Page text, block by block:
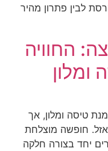
לבין פתרון מהיר
החוויה
טיסה ומלון, אך
חופשה מוצלחת
יחד בצורה חלקה